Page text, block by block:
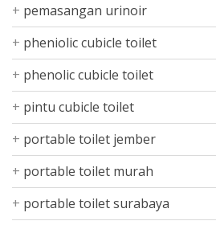
pemasangan urinoir
pheniolic cubicle toilet
phenolic cubicle toilet
pintu cubicle toilet
portable toilet jember
portable toilet murah
portable toilet surabaya